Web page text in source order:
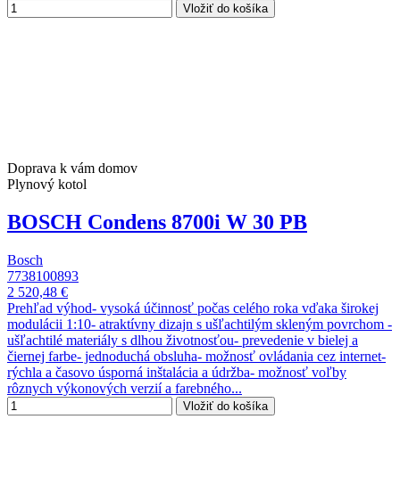
Vložiť do košíka
Doprava k vám domov
Plynový kotol
BOSCH Condens 8700i W 30 PB
Bosch
7738100893
2 520,48 €
Prehľad výhod- vysoká účinnosť počas celého roka vďaka širokej
modulácii 1:10- atraktívny dizajn s ušľachtilým skleným povrchom -
ušľachtilé materiály s dlhou životnosťou- prevedenie v bielej a
čiernej farbe- jednoduchá obsluha- možnosť ovládania cez internet-
rýchla a časovo úsporná inštalácia a údržba- možnosť voľby
rôznych výkonových verzií a farebného...
Vložiť do košíka